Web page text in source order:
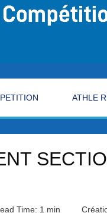
ATHLE
Time: 1 min